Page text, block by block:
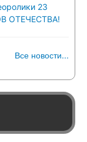
23
ОТЕЧЕСТВА!
Все новости...